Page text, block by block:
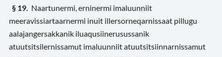
§ 19. Naartunermi, erninermi imaluunniit
meeravissiartaarnermi inuit illersorneqarnissaat pillugu
aalajangersakkanik iluaqusiinerusussanik
atuutsitsilernissamut imaluunniit atuutsitsiinnarnissamut